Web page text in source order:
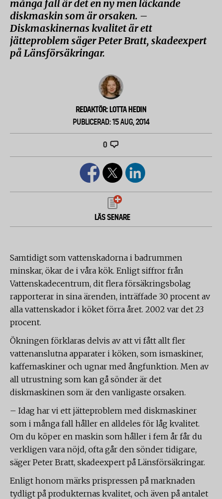
många fall är det en ny men läckande
diskmaskin som är orsaken. –
Diskmaskinernas kvalitet är ett
jätteproblem säger Peter Bratt, skadeexpert
på Länsförsäkringar.
REDAKTÖR: LOTTA HEDIN
PUBLICERAD: 15 AUG, 2014
0
LÄS SENARE
Samtidigt som vattenskadorna i badrummen
minskar, ökar de i våra kök. Enligt siffror från
Vattenskadecentrum, dit flera försäkringsbolag
rapporterar in sina ärenden, inträffade 30 procent av
alla vattenskador i köket förra året. 2002 var det 23
procent.
Ökningen förklaras delvis av att vi fått allt fler
vattenanslutna apparater i köken, som ismaskiner,
kaffemaskiner och ugnar med ångfunktion. Men av
all utrustning som kan gå sönder är det
diskmaskinen som är den vanligaste orsaken.
– Idag har vi ett jätteproblem med diskmaskiner
som i många fall håller en alldeles för låg kvalitet.
Om du köper en maskin som håller i fem år får du
verkligen vara nöjd, ofta går den sönder tidigare,
säger Peter Bratt, skadeexpert på Länsförsäkringar.
Enligt honom märks prispressen på marknaden
tydligt på produkternas kvalitet, och även på antalet